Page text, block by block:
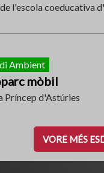
l'escola coeducativa
Ambient
mòbil
Príncep d'Astúries
VORE MÉS